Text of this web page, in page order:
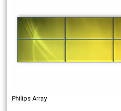
Philips Array